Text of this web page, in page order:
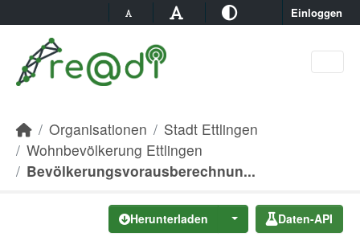
Einloggen
Organisationen
Stadt Ettlingen
Wohnbevölkerung Ettlingen
Bevölkerungsvorausberechnun...
Herunterladen Daten-API